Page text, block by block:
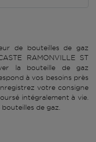
de bouteilles de gaz
RAMONVILLE ST
la bouteille de gaz
à vos besoins près
votre consigne
intégralement à vie.
de gaz.